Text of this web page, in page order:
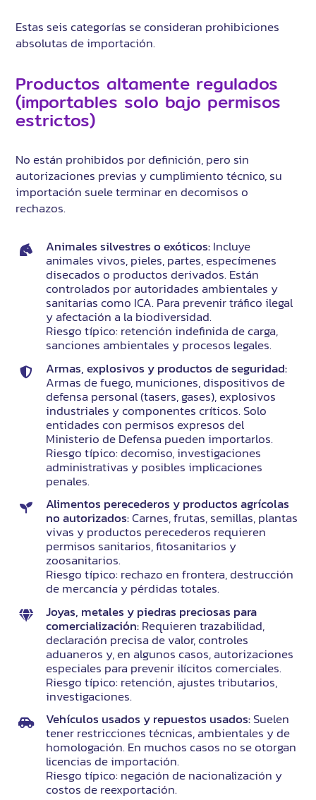
Estas seis categorías se consideran prohibiciones
absolutas de importación.
Productos altamente regulados
(importables solo bajo permisos
estrictos)
No están prohibidos por definición, pero sin
autorizaciones previas y cumplimiento técnico, su
importación suele terminar en decomisos o
rechazos.
Animales silvestres o exóticos:Incluye
animales vivos, pieles, partes, especímenes
disecados o productos derivados. Están
controlados por autoridades ambientales y
sanitarias como ICA. Para prevenir tráfico ilegal
y afectación a la biodiversidad.
Riesgo típico: retención indefinida de carga,
sanciones ambientales y procesos legales.
Armas, explosivos y productos de seguridad:
Armas de fuego, municiones, dispositivos de
defensa personal (tasers, gases), explosivos
industriales y componentes críticos. Solo
entidades con permisos expresos del
Ministerio de Defensa pueden importarlos.
Riesgo típico: decomiso, investigaciones
administrativas y posibles implicaciones
penales.
Alimentos perecederos y productos agrícolas
no autorizados:Carnes, frutas, semillas, plantas
vivas y productos perecederos requieren
permisos sanitarios, fitosanitarios y
zoosanitarios.
Riesgo típico: rechazo en frontera, destrucción
de mercancía y pérdidas totales.
Joyas, metales y piedras preciosas para
comercialización:Requieren trazabilidad,
declaración precisa de valor, controles
aduaneros y, en algunos casos, autorizaciones
especiales para prevenir ilícitos comerciales.
Riesgo típico: retención, ajustes tributarios,
investigaciones.
Vehículos usados y repuestos usados:Suelen
tener restricciones técnicas, ambientales y de
homologación. En muchos casos no se otorgan
licencias de importación.
Riesgo típico: negación de nacionalización y
costos de reexportación.